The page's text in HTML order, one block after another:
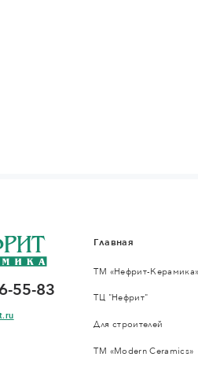
55-83
Главная
ТМ «Нефрит-Керамика»
ТЦ "Нефрит"
Для строителей
ТМ «Modern Ceramics»